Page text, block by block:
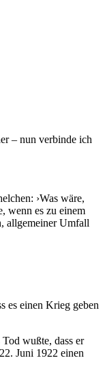
– nun verbinde ich
›Was wäre,
wenn es zu einem
allgemeiner Umfall
es einen Krieg geben
wußte, dass er
Juni 1922 einen